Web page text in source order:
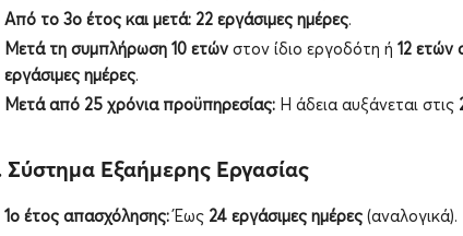
Από το 3ο έτος και μετά: 22 εργάσιμες ημέρες.
Μετά τη συμπλήρωση 10 ετών στον ίδιο εργοδότη ή 12 ετών
εργάσιμες ημέρες.
Μετά από 25 χρόνια προϋπηρεσίας: Η άδεια αυξάνεται στις
Σύστημα Εξαήμερης Εργασίας
1ο έτος απασχόλησης:Έως 24 εργάσιμες ημέρες (αναλογικά).